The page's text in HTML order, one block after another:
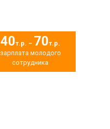
40т.р. – 70т.р.
зарплата молодого
сотрудника